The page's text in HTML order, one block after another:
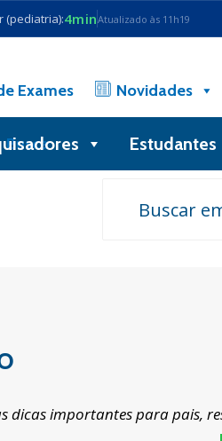
(pediatria):4minAtualizado às 11h19
Exames Novidades
Busca Estudantes
dicas importantes para pais,